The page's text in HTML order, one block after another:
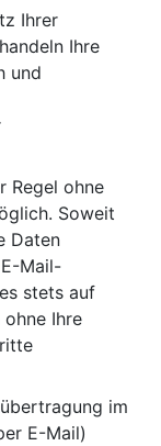
Ihrer
Ihre
und
Regel ohne
Soweit
Daten
Mail-
stets auf
Ihre
im
E-Mail)